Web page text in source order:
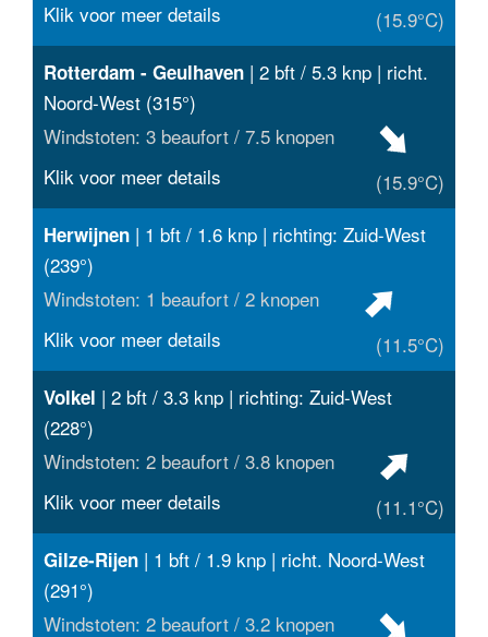
(15.9°C)
Klik voor meer details
Rotterdam - Geulhaven | 2 bft / 5.3 knp | richt.
Noord-West (315°)
Windstoten: 3 beaufort / 7.5 knopen
(15.9°C)
Klik voor meer details
Herwijnen | 1 bft / 1.6 knp | richting: Zuid-West
(239°)
Windstoten: 1 beaufort / 2 knopen
(11.5°C)
Klik voor meer details
Volkel | 2 bft / 3.3 knp | richting: Zuid-West
(228°)
Windstoten: 2 beaufort / 3.8 knopen
(11.1°C)
Klik voor meer details
Gilze-Rijen | 1 bft / 1.9 knp | richt. Noord-West
(291°)
Windstoten: 2 beaufort / 3.2 knopen